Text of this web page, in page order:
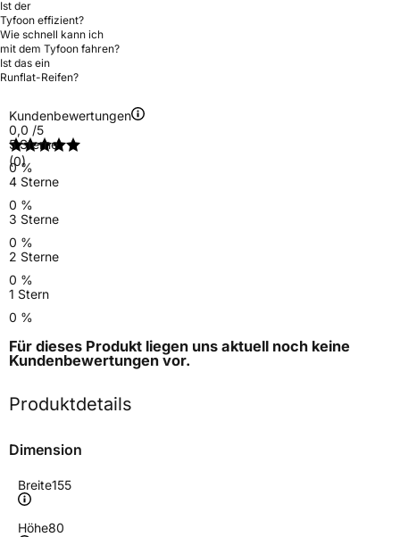
Ist der
Tyfoon effizient?
Wie schnell kann ich
mit dem Tyfoon fahren?
Ist das ein
Runflat-Reifen?
Kundenbewertungen
0,0 /5
(0)
5 Sterne
0 %
4 Sterne
0 %
3 Sterne
0 %
2 Sterne
0 %
1 Stern
0 %
Für dieses Produkt liegen uns aktuell noch keine
Kundenbewertungen vor.
Produktdetails
Dimension
Breite155
Höhe80